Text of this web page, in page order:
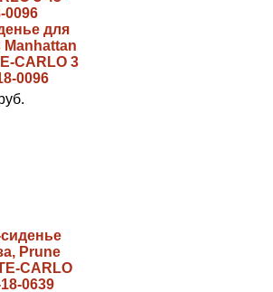
для
Manhattan
CARLO 3
0096